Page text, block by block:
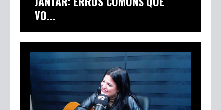
11 JUN 25 MULTIVERSO
OS SEGREDOS DA SALA DE
JANTAR: ERROS COMUNS QUE
VO...